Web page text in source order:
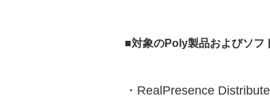
■対象のPoly製品およびソフ
・RealPresence